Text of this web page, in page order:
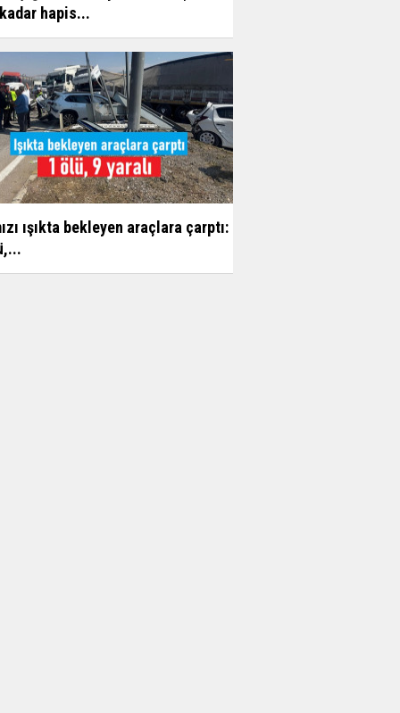
Yüksel Ayhan
Nezahat Onbaşı
Sultan Akbulut
Karaman 32 yaşında
Mustafa Koçak
hapis...
ışıkta bekleyen araçlara çarptı: